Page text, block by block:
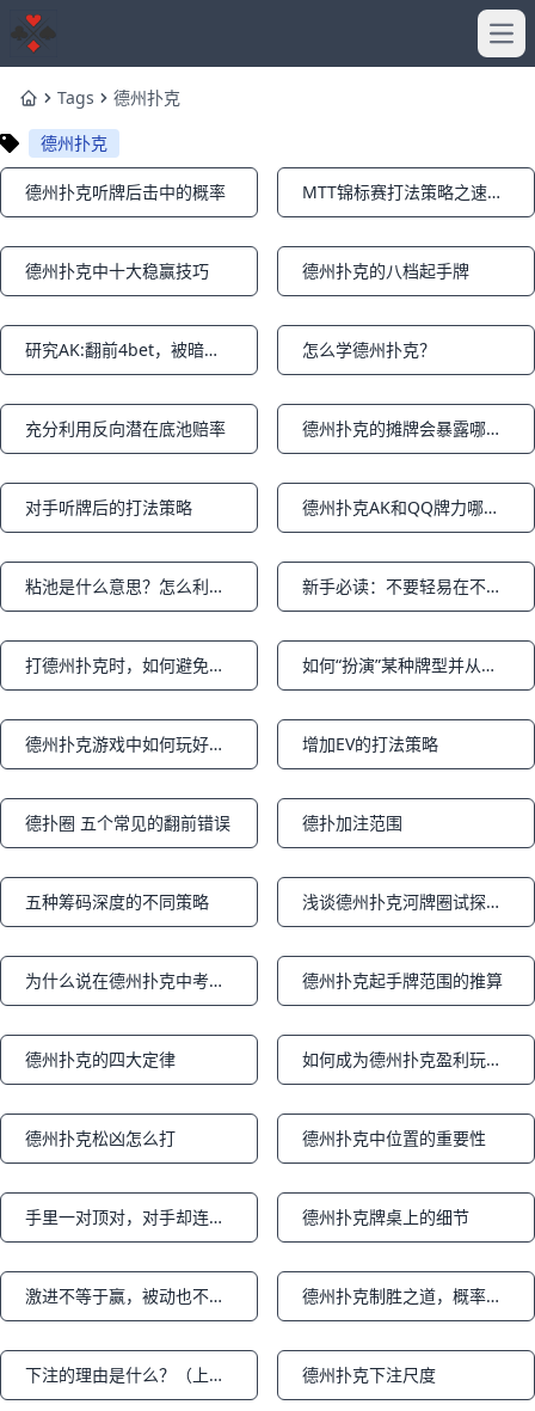
HomeTags
德州扑克
德州扑克
Notifications
德州扑克听牌后击中的概率 Notifications MTT锦标赛打法策略之速度（快速vs慢速）
Notifications
德州扑克中十大稳赢技巧 Notifications
德州扑克的八档起手牌
Notifications 研究AK:翻前4bet，被暗三条淘汰出局（下篇） Notifications
怎么学德州扑克？
Notifications
充分利用反向潜在底池赔率 Notifications 德州扑克的摊牌会暴露哪些有效信息
Notifications
对手听牌后的打法策略 Notifications 德州扑克AK和QQ牌力哪个强？AK和口袋对子Q胜率哪个高？
Notifications 粘池是什么意思？怎么利用粘池撬动底池？ Notifications 新手必读：不要轻易在不利位置跟注3bet
Notifications 打德州扑克时，如何避免自己上头？ Notifications 如何“扮演”某种牌型并从中获利
Notifications 德州扑克游戏中如何玩好暗三条？暗三条的打法是什么？ Notifications
增加EV的打法策略
Notifications
德扑圈 五个常见的翻前错误 Notifications
德扑加注范围
Notifications
五种筹码深度的不同策略 Notifications 浅谈德州扑克河牌圈试探性下注
Notifications 为什么说在德州扑克中考虑“有效筹码深度” 是十分重要的？ Notifications
德州扑克起手牌范围的推算
Notifications
德州扑克的四大定律 Notifications 如何成为德州扑克盈利玩家？教你五个常规局技巧
Notifications
德州扑克松凶怎么打 Notifications
德州扑克中位置的重要性
Notifications 手里一对顶对，对手却连开三枪直到All in，应该怎么打？ Notifications
德州扑克牌桌上的细节
Notifications 激进不等于赢，被动也不意味着输 Notifications 德州扑克制胜之道，概率论有多重要
Notifications 下注的理由是什么？（上篇） Notifications
德州扑克下注尺度